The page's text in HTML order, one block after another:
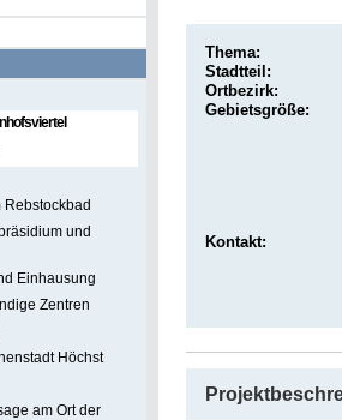
Rebstockbad
und
Einhausung
Zentren
Höchst
am Ort der
Thema:
Stadtteil:
Ortbezirk:
Gebietsgröße:
Kontakt: